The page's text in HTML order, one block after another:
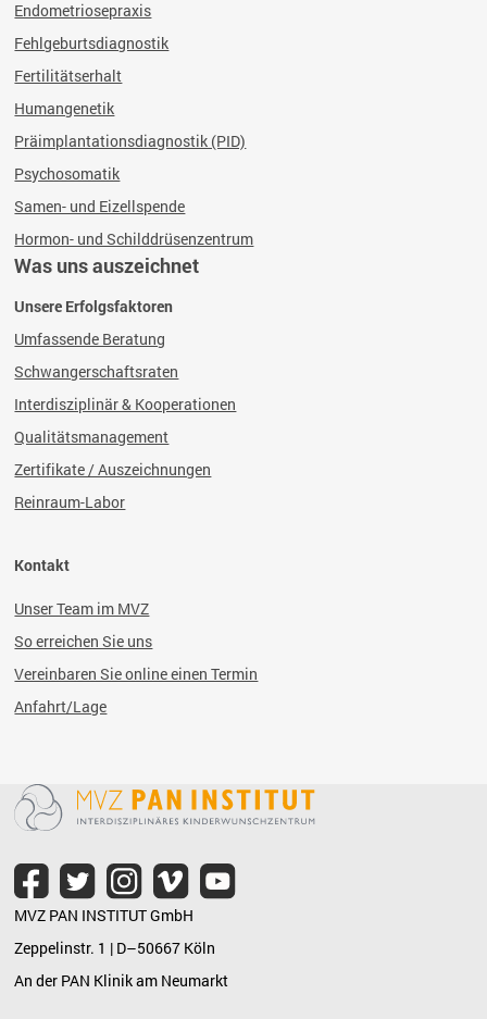
Endometriosepraxis
Fehlgeburtsdiagnostik
Fertilitätserhalt
Humangenetik
Präimplantationsdiagnostik (PID)
Psychosomatik
Samen- und Eizellspende
Hormon- und Schilddrüsenzentrum
Was uns auszeichnet
Unsere Erfolgsfaktoren
Umfassende Beratung
Schwangerschaftsraten
Interdisziplinär & Kooperationen
Qualitätsmanagement
Zertifikate / Auszeichnungen
Reinraum-Labor
Kontakt
Unser Team im MVZ
So erreichen Sie uns
Vereinbaren Sie online einen Termin
Anfahrt/Lage
MVZ PAN INSTITUT GmbH
Zeppelinstr. 1 | D–50667 Köln
An der PAN Klinik am Neumarkt